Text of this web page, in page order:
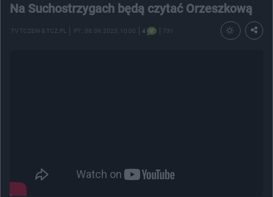
Na Suchostrzygach będą czytać Orzeszkową
TV TCZEW & TCZ.PL PT. , 08.09.2023, 10:00 4 731